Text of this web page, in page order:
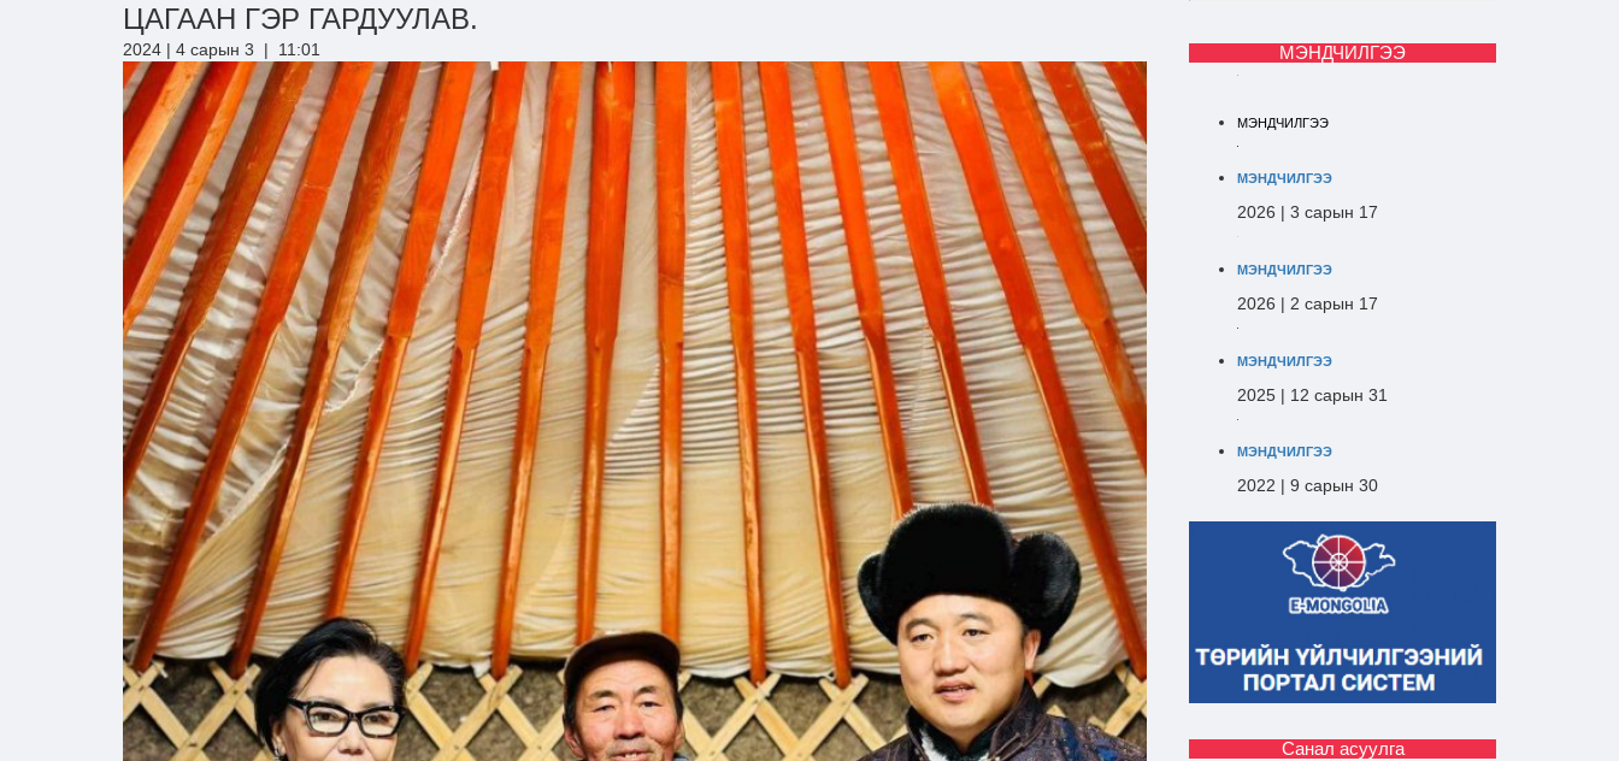
ЦАГААН ГЭР ГАРДУУЛАВ.
2024 | 4 сарын 3 | 11:01 МЭНДЧИЛГЭЭ
МЭНДЧИЛГЭЭ
МЭНДЧИЛГЭЭ
2026 | 3 сарын 17
МЭНДЧИЛГЭЭ
2026 | 2 сарын 17
МЭНДЧИЛГЭЭ
2025 | 12 сарын 31
МЭНДЧИЛГЭЭ
2022 | 9 сарын 30
Санал асуулга